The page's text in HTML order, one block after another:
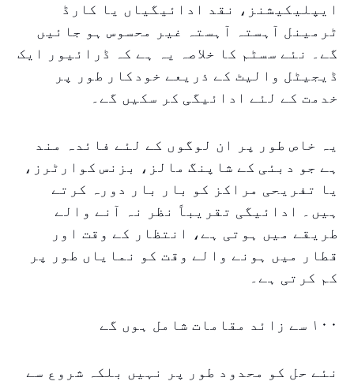
ایپلیکیشنز، نقد ادائیگیاں یا کارڈ
ٹرمینل آہستہ آہستہ غیر محسوس ہو جائیں
گے۔ نئے سسٹم کا خلاصہ یہ ہے کہ ڈرائیور ایک
ڈیجیٹل والیٹ کے ذریعے خودکار طور پر
خدمت کے لئے ادائیگی کر سکیں گے۔
یہ خاص طور پر ان لوگوں کے لئے فائدہ مند
ہے جو دبئی کے شاپنگ مالز، بزنس کوارٹرز،
یا تفریحی مراکز کو بار بار دورہ کرتے
ہیں۔ ادائیگی تقریباً نظر نہ آنے والے
طریقے میں ہوتی ہے، انتظار کے وقت اور
قطار میں ہونے والے وقت کو نمایاں طور پر
کم کرتی ہے۔
۱۰۰ سے زائد مقامات شامل ہوں گے
نئے حل کو محدود طور پر نہیں بلکہ شروع سے